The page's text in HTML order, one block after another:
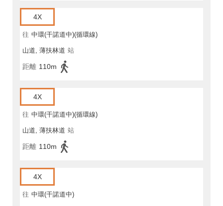
4X
往 中環(干諾道中)(循環線)
山道, 薄扶林道 站
距離 110m
4X
往 中環(干諾道中)(循環線)
山道, 薄扶林道 站
距離 110m
4X
往 中環(干諾道中)